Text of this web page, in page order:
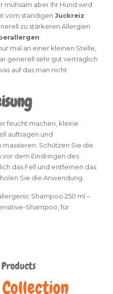
mühsam aber Ihr Hund wird
vom ständigen Juckreiz
zu stärkeren Allergien
mal an einer kleinen Stelle,
generell sehr gut verträglich
auf das man nicht
feucht machen, kleine
auftragen und
Schützen Sie die
vor dem Eindringen des
das Fell und entfernen das
Sie die Anwendung.
Shampoo 250 ml –
Shampoo ,für